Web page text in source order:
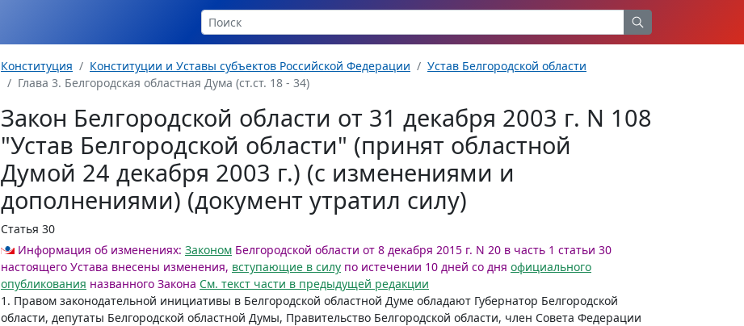
Конституция Конституции и Уставы субъектов Российской Федерации
Устав Белгородской области
Глава 3. Белгородская областная Дума (ст.ст. 18 - 34)
Закон Белгородской области от 31 декабря 2003 г. N 108
"Устав Белгородской области" (принят областной
Думой 24 декабря 2003 г.) (с изменениями и
дополнениями) (документ утратил силу)
Статья 30
Информация об изменениях: Законом Белгородской области от 8 декабря 2015 г. N 20 в часть 1 статьи 30
настоящего Устава внесены изменения, вступающие в силу по истечении 10 дней со дня официального
опубликования названного Закона См. текст части в предыдущей редакции
1. Правом законодательной инициативы в Белгородской областной Думе обладают Губернатор Белгородской
области, депутаты Белгородской областной Думы, Правительство Белгородской области, член Совета Федерации